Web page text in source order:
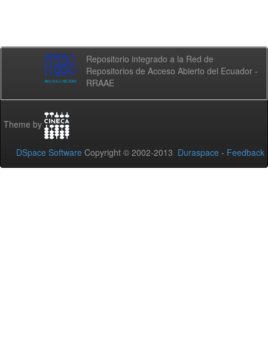
Repositorio integrado a la Red de
Repositorios de Acceso Abierto del Ecuador -
RRAAE
Theme by
DSpace Software Copyright © 2002-2013 Duraspace - Feedback